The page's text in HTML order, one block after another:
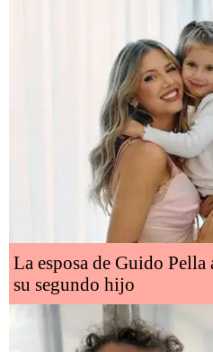
La esposa de Guido
su segundo hijo